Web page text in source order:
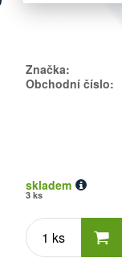
Značka:
Obchodní číslo:
skladem
3 ks
Počet
kusů